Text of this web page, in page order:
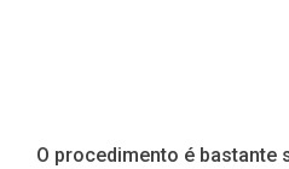
O procedimento é bastante